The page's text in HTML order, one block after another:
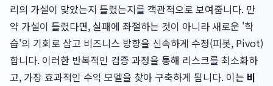
리의 가설이 맞았는지 틀렸는지를 객관적으로 보여줍니다. 만
약 가설이 틀렸다면, 실패에 좌절하는 것이 아니라 새로운 '학
습'의 기회로 삼고 비즈니스 방향을 신속하게 수정(피봇, Pivot)
합니다. 이러한 반복적인 검증 과정을 통해 리스크를 최소화하
고, 가장 효과적인 수익 모델을 찾아 구축하게 됩니다. 이는 비